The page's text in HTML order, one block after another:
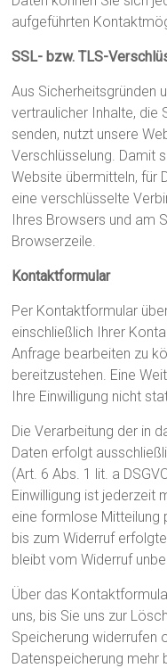
aufgeführten
SSL- bzw. TLS-
Aus Sicherheitsgründen
vertraulicher Inhalte, die
senden, nutzt unsere
Verschlüsselung. Damit
Website übermitteln, für
eine verschlüsselte
Ihres Browsers und am
Browserzeile.
Kontaktformular
Per Kontaktformular
einschließlich Ihrer
Anfrage bearbeiten zu
bereitzustehen. Eine
Ihre Einwilligung nicht
Die Verarbeitung der in
Daten erfolgt
(Art. 6 Abs. 1 lit. a
Einwilligung ist jederzeit
eine formlose Mitteilung
bis zum Widerruf
bleibt vom Widerruf
Über das
uns, bis Sie uns zur
Speicherung widerrufen
Datenspeicherung mehr